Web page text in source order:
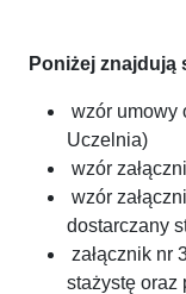
Poniżej znajdują
wzór umowy
Uczelnia)
wzór
wzór
dostarczany
załącznik nr
stażystę oraz